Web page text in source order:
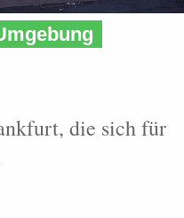
die sich für